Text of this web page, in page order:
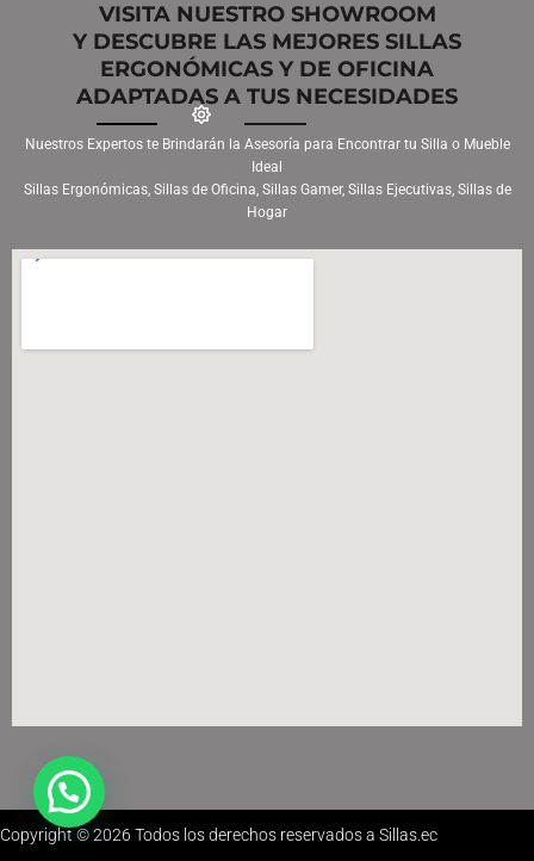
VISITA NUESTRO SHOWROOM
Y DESCUBRE LAS MEJORES SILLAS
ERGONÓMICAS Y DE OFICINA
ADAPTADAS A TUS NECESIDADES
Nuestros Expertos te Brindarán la Asesoría para Encontrar tu Silla o Mueble
Ideal
Sillas Ergonómicas, Sillas de Oficina, Sillas Gamer, Sillas Ejecutivas, Sillas de
Hogar
Copyright © 2026 Todos los derechos reservados a Sillas.ec